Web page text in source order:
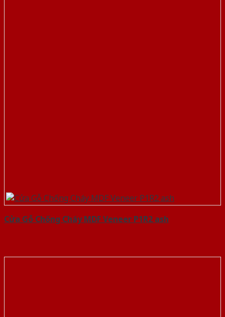
Cửa Gỗ Chống Cháy MDF Veneer P1R2 ash